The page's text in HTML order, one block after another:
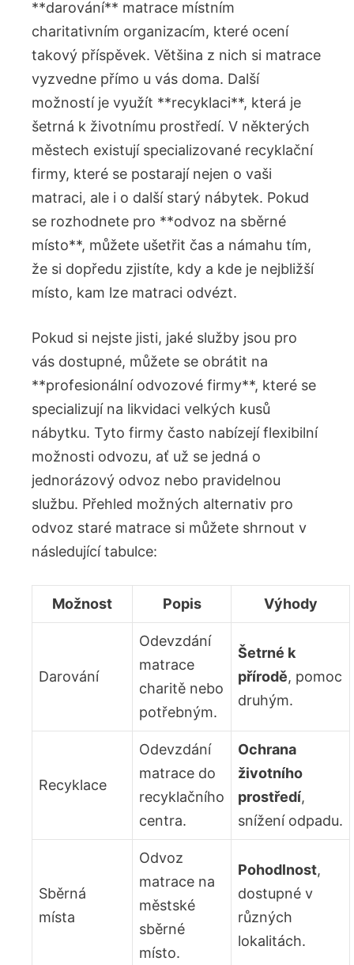
**darování** matrace​ místním
charitativním⁤ organizacím, které ocení
takový příspěvek. Většina z nich si matrace
vyzvedne přímo u vás doma. Další
možností je​ využít **recyklaci**, která ‌je
šetrná k ‌životnímu prostředí. V některých
městech existují specializované recyklační
firmy, které se⁤ postarají nejen⁤ o vaši
matraci, ale i o další starý nábytek. Pokud
se rozhodnete pro‌ **odvoz na sběrné
místo**, ⁢můžete ušetřit čas a námahu tím,
že si dopředu zjistíte, kdy a kde je nejbližší
místo, kam lze matraci odvézt.
Pokud si ⁣nejste jisti,​ jaké služby jsou⁢ pro
vás dostupné, můžete se obrátit na
**profesionální ‍odvozové firmy**, které se
specializují na likvidaci ⁤velkých kusů‌
nábytku. Tyto firmy často nabízejí‍ flexibilní
možnosti odvozu, ať už se jedná o
jednorázový odvoz nebo pravidelnou
službu. Přehled možných alternativ pro
odvoz staré matrace‍ si můžete‌ shrnout v
následující tabulce:
Možnost Popis Výhody
Darování
Odevzdání
‌matrace‌
charitě nebo​
potřebným.
Šetrné k
přírodě, pomoc
druhým.
Recyklace
Odevzdání
matrace do
recyklačního
centra.
Ochrana
životního
prostředí,
snížení odpadu.
Sběrná
místa
Odvoz
matrace na
městské ​
sběrné
místo.
Pohodlnost,
⁤dostupné v
různých
lokalitách.